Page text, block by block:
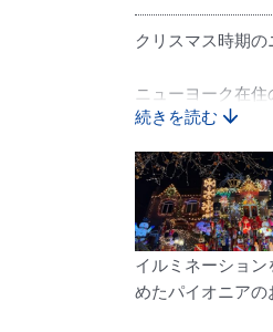
また機会がござ
クリスマス時期
ニューヨーク在
続きを読む
イルミネーション
めたパイオニアの